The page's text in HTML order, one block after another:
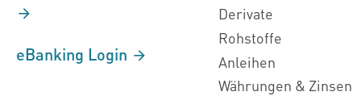
eBanking Login
Derivate
Rohstoffe
Anleihen
Währungen & Zinsen